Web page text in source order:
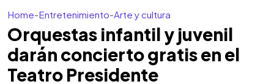
Home-Entretenimiento-Arte y cultura
Orquestas infantil y juvenil
darán concierto gratis en el
Teatro Presidente